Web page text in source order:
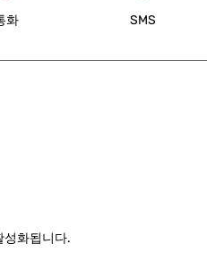
화 SMS
성화됩니다.